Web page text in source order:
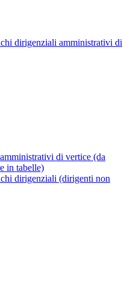
dirigenziali amministrativi di
di vertice (da
in tabelle)
dirigenziali (dirigenti non